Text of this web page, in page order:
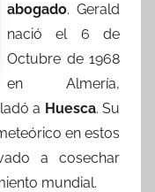
abogado. Gerald
nació el 6 de
Octubre de 1968
en Almería,
a Huesca. Su
en estos
a cosechar
mundial.